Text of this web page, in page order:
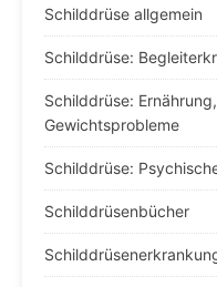
Schilddrüse allgemein
Schilddrüse:
Schilddrüse:
Gewichtsprobleme
Schilddrüse:
Schilddrüsenbücher